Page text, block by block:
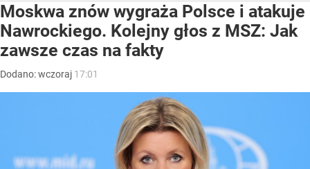
Moskwa znów wygraża Polsce i atakuje
Nawrockiego. Kolejny głos z MSZ: Jak
zawsze czas na fakty
Dodano:wczoraj 17:01